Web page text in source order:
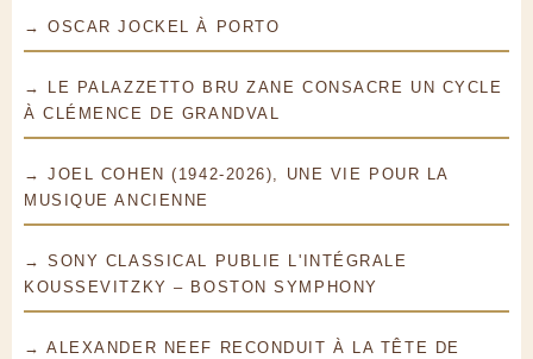
→ OSCAR JOCKEL À PORTO
→ LE PALAZZETTO BRU ZANE CONSACRE UN CYCLE
À CLÉMENCE DE GRANDVAL
→ JOEL COHEN (1942-2026), UNE VIE POUR LA
MUSIQUE ANCIENNE
→ SONY CLASSICAL PUBLIE L'INTÉGRALE
KOUSSEVITZKY – BOSTON SYMPHONY
→ ALEXANDER NEEF RECONDUIT À LA TÊTE DE